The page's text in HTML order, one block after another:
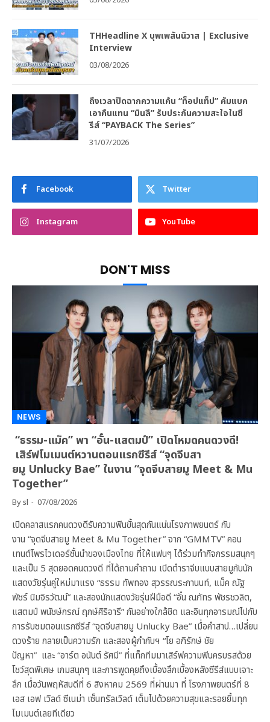
THHeadline X บุพเพสันนิวาส | Exclusive
Interview
03/08/2026
ถึงเวลาปิดฉากความแค้น “ท็อปแท็ป” คัมแบค
เอาคืนแทน “มินลี” รับประกันความสะใจในซี
รีส์ “PAYBACK The Series”
31/07/2026
Facebook Twitter
Instagram YouTube
DON'T MISS
NEWS
“ธรรม-แม็ค” พา “อั๋น-แสตมป์” เปิดโหมดคนดวงดี!
เสิร์ฟโมเมนต์หวานตอนแรกซีรีส์ “จุดจีบสา
ยมู Unlucky Bae” ในงาน “จุดจีบสายมู Meet & Mu
Together”
Bysl 07/08/2026
เปิดคลาสแรกคนดวงดีรับความฟินขั้นสุดกันแน่นโรงภาพยนตร์ กับ
งาน “จุดจีบสายมู Meet & Mu Together” จาก “GMMTV” คอน
เทนต์โพรไวเดอร์ชั้นนำของเมืองไทย ที่ให้แฟนๆ ได้ร่วมทำกิจกรรมสนุกๆ
และเป็น 5 สุดยอดคนดวงดี ที่ได้ถามคำถาม เปิดตำราจีบแบบสายมูกับนัก
แสดงวัยรุ่นคู่ใหม่มาแรง “ธรรม ทัพทอง สุวรรณระกานนท์, แม็ค ณัฐ
พัชร์ นิมจิรวัฒน์” และสองนักแสดงวัยรุ่นฝีมือดี “อั๋น ณภัทร พัชรชวลิต,
แสตมป์ พนัชษ์กรณ์ ฤกษ์ศิริอารี” กันอย่างใกล้ชิด และอินทุกอารมณ์ไปกับ
การรับชมตอนแรกซีรีส์ “จุดจีบสายมู Unlucky Bae” เมื่อคำสาป…เปลี่ยน
ดวงร้าย กลายเป็นความรัก และสองผู้กำกับฯ “โย อภิรักษ์ ชัย
ปัญหา” และ “อาร์ต อนันต์ รัศมี” ที่แท็กทีมมาเสิร์ฟความฟินครบรสด้วย
โชว์สุดพิเศษ เกมสนุกๆ และการพูดคุยถึงเบื้องลึกเบื้องหลังซีรีส์แบบเจาะ
ลึก เมื่อวันพฤหัสบดีที่ 6 สิงหาคม 2569 ที่ผ่านมา ที่ โรงภาพยนตร์ที่ 8
เอส เอฟ เวิลด์ ซีเนม่า เซ็นทรัลเวิลด์ เต็มไปด้วยความสุขและรอยยิ้มทุก
โมเมนต์เลยทีเดียว